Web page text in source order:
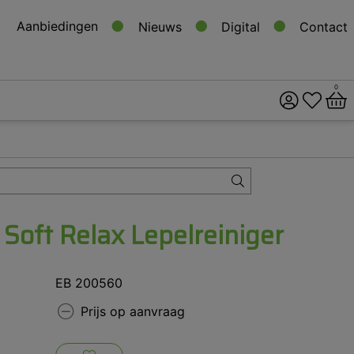
Aanbiedingen Nieuws Digital Contact
0
Relax Lepelreiniger
EB 200560
Prijs op aanvraag